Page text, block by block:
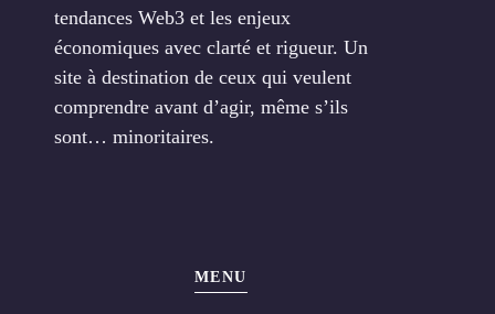
tendances Web3 et les enjeux
économiques avec clarté et rigueur. Un
site à destination de ceux qui veulent
comprendre avant d’agir, même s’ils
sont… minoritaires.
MENU